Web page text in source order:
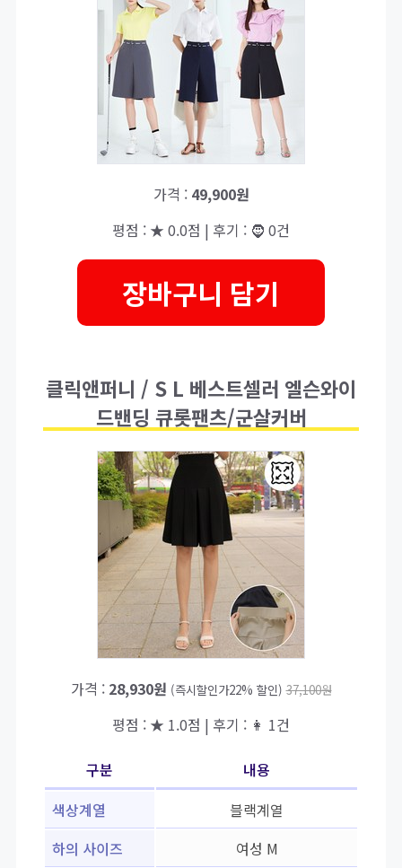
가격 : 49,900원
평점 : ★ 0.0점 | 후기 : 🧔 0건
장바구니 담기
클릭앤퍼니 / S L 베스트셀러 엘슨와이
드밴딩 큐롯팬츠/군살커버
가격 : 28,930원 (즉시할인가22% 할인) 37,100원
평점 : ★ 1.0점 | 후기 : 👩 1건
구분
내용
색상계열
블랙계열
하의 사이즈
여성 M